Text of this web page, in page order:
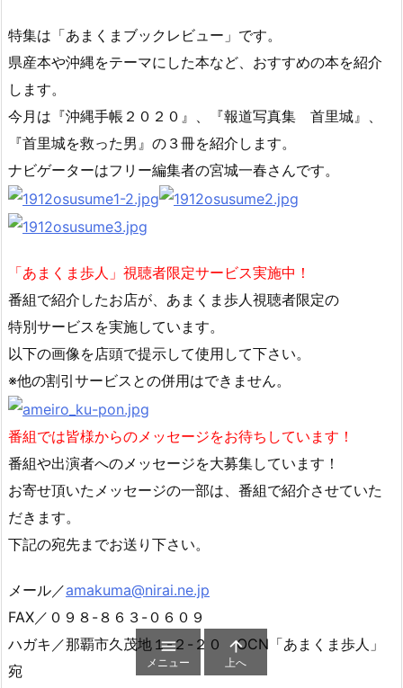
特集は「あまくまブックレビュー」です。
県産本や沖縄をテーマにした本など、おすすめの本を紹介
します。
今月は『沖縄手帳２０２０』、『報道写真集 首里城』、
『首里城を救った男』の３冊を紹介します。
ナビゲーターはフリー編集者の宮城一春さんです。
「あまくま歩人」視聴者限定サービス実施中！
番組で紹介したお店が、あまくま歩人視聴者限定の
特別サービスを実施しています。
以下の画像を店頭で提示して使用して下さい。
※他の割引サービスとの併用はできません。
番組では皆様からのメッセージをお待ちしています！
番組や出演者へのメッセージを大募集しています！
お寄せ頂いたメッセージの一部は、番組で紹介させていた
だきます。
下記の宛先までお送り下さい。
メール／amakuma@nirai.ne.jp
FAX／０９８-８６３-０６０９
ハガキ／那覇市久茂地１-２-２０ OCN「あまくま歩人」
宛

メニュー

上へ